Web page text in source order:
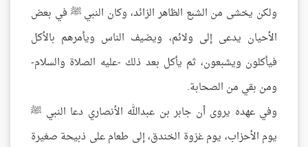
ولكن يخشى من الشبع الظاهر الزائد، وكان النبي ﷺ في بعض
الأحيان يدعى إلى ولائم، ويضيف الناس ويأمرهم بالأكل
فيأكلون ويشبعون، ثم يأكل بعد ذلك -عليه الصلاة والسلام-
ومن بقي من الصحابة.
وفي عهده يروى أن جابر بن عبدالله الأنصاري دعا النبي ﷺ
يوم الأحزاب، يوم غزوة الخندق، إلى طعام على ذبيحة صغيرة